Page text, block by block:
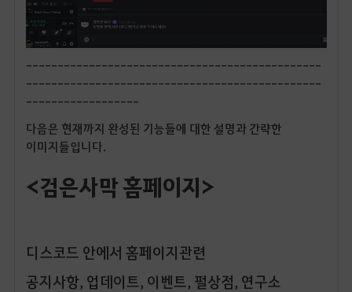
-----------------------------------------------
-----------------------------------------------
------------------
다음은 현재까지 완성된 기능들에 대한 설명과 간략한
이미지들입니다.
<검은사막 홈페이지>
디스코드 안에서 홈페이지관련
공지사항, 업데이트, 이벤트, 펄상점, 연구소